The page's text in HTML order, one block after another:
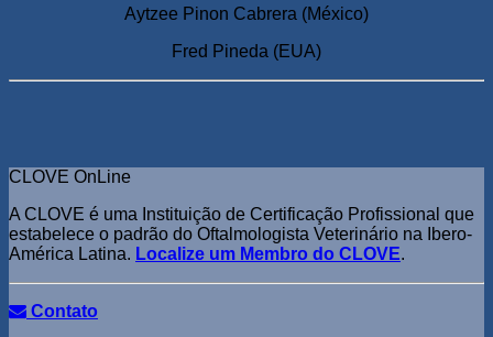
Aytzee Pinon Cabrera (México)
Fred Pineda (EUA)
CLOVE OnLine
A CLOVE é uma Instituição de Certificação Profissional que
estabelece o padrão do Oftalmologista Veterinário na Ibero-
América Latina. Localize um Membro do CLOVE.
Contato